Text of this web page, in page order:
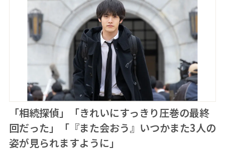
「相続探偵」「きれいにすっきり圧巻の最終
回だった」「『また会おう』いつかまた3人の
姿が見られますように」